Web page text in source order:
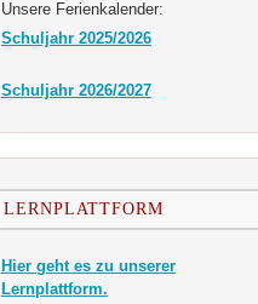
Unsere Ferienkalender:
Schuljahr 2025/2026
Schuljahr 2026/2027
LERNPLATTFORM
Hier geht es zu unserer
Lernplattform.